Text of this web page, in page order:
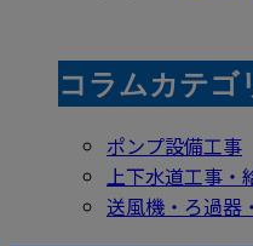
コラムカテゴ
ポンプ設備工事
上下水道工事
送風機・ろ過器